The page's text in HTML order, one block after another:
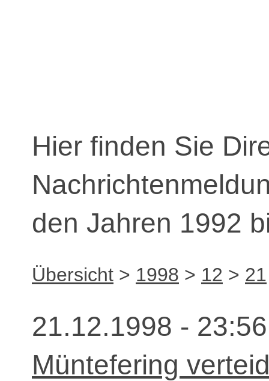
Hier finden Sie
den Jahren 1992
Übersicht > 1998 > 12 > 21
21.12.1998 -
Müntefering